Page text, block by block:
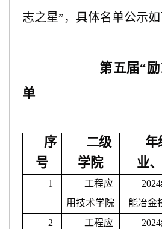
志之星”，具体名单公示如
第五届“
单
序
号
二级
学院
年
业
1
工程应
用技术学院
能冶金
2
工程应